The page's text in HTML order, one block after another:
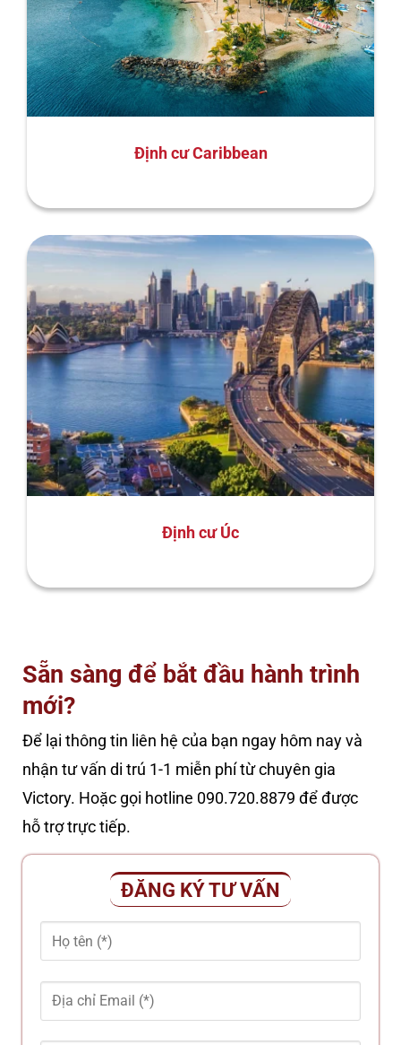
Định cư Caribbean
Định cư Úc
Sẵn sàng để bắt đầu hành trình
mới?
Để lại thông tin liên hệ của bạn ngay hôm nay và
nhận tư vấn di trú 1-1 miễn phí từ chuyên gia
Victory. Hoặc gọi hotline 090.720.8879 để được
hỗ trợ trực tiếp.
ĐĂNG KÝ TƯ VẤN